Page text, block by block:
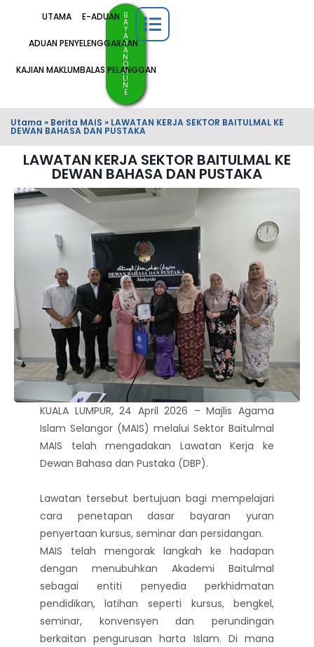
UTAMA E-ADUAN
ADUAN PENYELENGGARAAN
KAJIAN MAKLUMBALAS PELANGGAN
B
A
Y
A
R
A
N
O
N
LI
N
E
Utama » Berita MAIS » LAWATAN KERJA SEKTOR BAITULMAL KE
DEWAN BAHASA DAN PUSTAKA
LAWATAN KERJA SEKTOR BAITULMAL KE
DEWAN BAHASA DAN PUSTAKA
KUALA LUMPUR, 24 April 2026 – Majlis Agama
Islam Selangor (MAIS) melalui Sektor Baitulmal
MAIS telah mengadakan Lawatan Kerja ke
Dewan Bahasa dan Pustaka (DBP).
Lawatan tersebut bertujuan bagi mempelajari
cara penetapan dasar bayaran yuran
penyertaan kursus, seminar dan persidangan.
MAIS telah mengorak langkah ke hadapan
dengan menubuhkan Akademi Baitulmal
sebagai entiti penyedia perkhidmatan
pendidikan, latihan seperti kursus, bengkel,
seminar, konvensyen dan perundingan
berkaitan pengurusan harta Islam. Di mana